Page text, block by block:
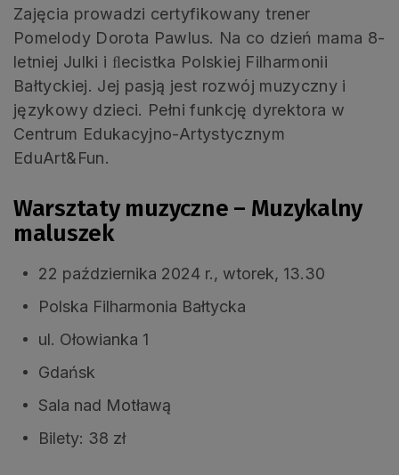
Zajęcia prowadzi certyfikowany trener
Pomelody Dorota Pawlus. Na co dzień mama 8-
letniej Julki i ﬂecistka Polskiej Filharmonii
Bałtyckiej. Jej pasją jest rozwój muzyczny i
językowy dzieci. Pełni funkcję dyrektora w
Centrum Edukacyjno-Artystycznym
EduArt&Fun.
Warsztaty muzyczne – Muzykalny
maluszek
22 października 2024 r., wtorek, 13.30
Polska Filharmonia Bałtycka
ul. Ołowianka 1
Gdańsk
Sala nad Motławą
Bilety: 38 zł